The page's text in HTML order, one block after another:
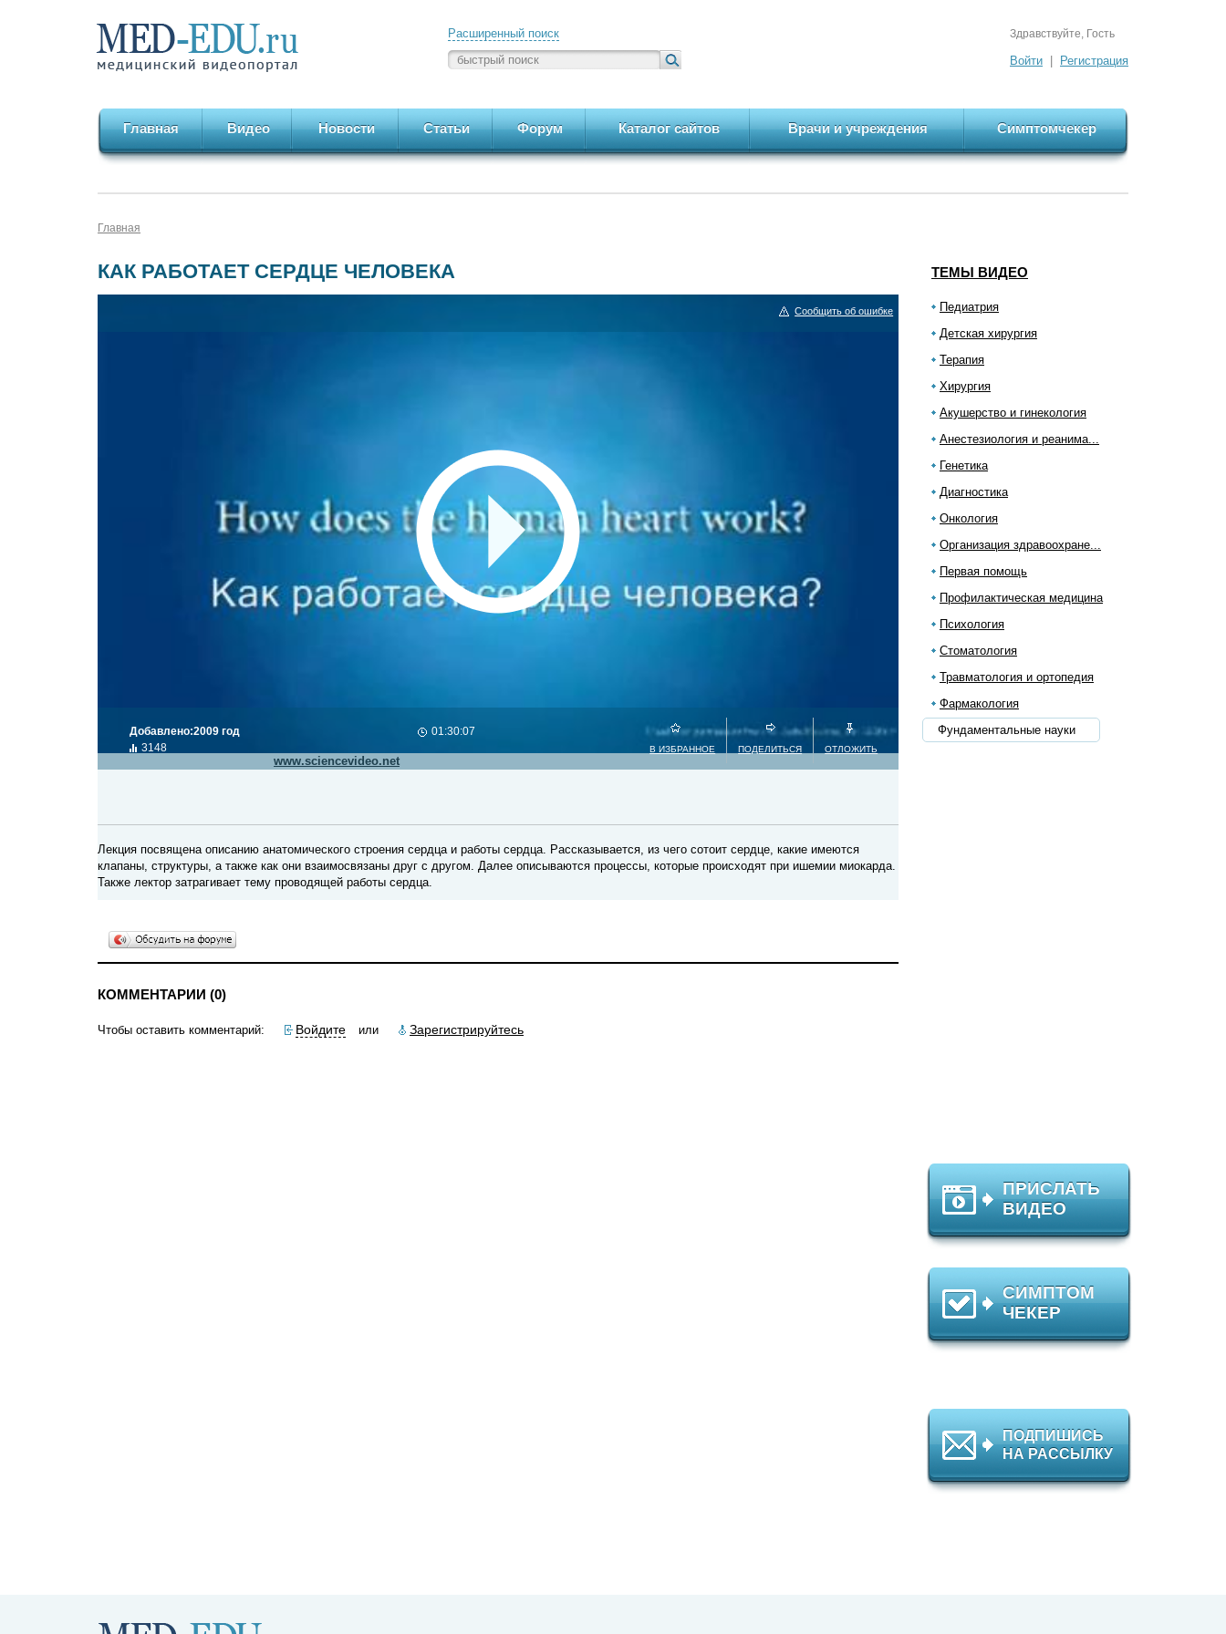
Расширенный поиск Здравствуйте, Гость
Войти Регистрация
Главная Видео Новости Статьи Форум Каталог сайтов Врачи и учреждения Симптомчекер
ТЕМЫ ВИДЕО
Педиатрия
Детская хирургия
Терапия
Хирургия
Акушерство и гинекология
Анестезиология и реанима...
Генетика
Диагностика
Онкология
Организация здравоохране...
Первая помощь
Профилактическая медицина
Психология
Стоматология
Травматология и ортопедия
Фармакология
Фундаментальные науки
ПРИСЛАТЬ
ВИДЕО
СИМПТОМ
ЧЕКЕР
ПОДПИШИСЬ
НА РАССЫЛКУ
Главная
КАК РАБОТАЕТ СЕРДЦЕ ЧЕЛОВЕКА
Сообщить об ошибке
В ИЗБРАННОЕ ПОДЕЛИТЬСЯ ОТЛОЖИТЬ
Добавлено:2009 год
3148
01:30:07
www.sciencevideo.net
Лекция посвящена описанию анатомического строения сердца и работы сердца. Рассказывается, из чего сотоит сердце, какие имеются
клапаны, структуры, а также как они взаимосвязаны друг с другом. Далее описываются процессы, которые происходят при ишемии миокарда.
Также лектор затрагивает тему проводящей работы сердца.
КОММЕНТАРИИ (0)
Чтобы оставить комментарий: Войдите или Зарегистрируйтесь